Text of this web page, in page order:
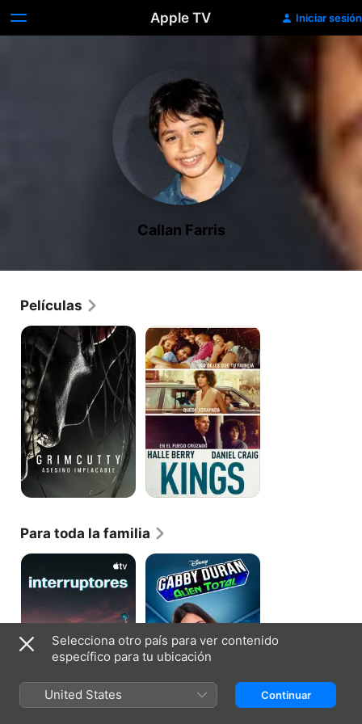
Apple TV Iniciar sesión
Callan Farris
Películas
GRIMCUTTY Kings
Para toda la familia
Interruptores
Gabby
Duran:
Alien
total
Selecciona otro país para ver contenido
específico para tu ubicación
United States Continuar